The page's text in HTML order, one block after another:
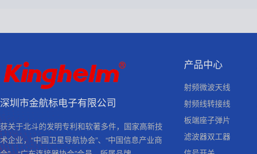
深圳市金航标电子有限公司
获关于北斗的发明专利和软著多件，国家高新技
术企业，“中国卫星导航协会”、“中国信息产业商
产品中心
射频微波天线
射频线转接线
板端座子弹片
滤波器双工器